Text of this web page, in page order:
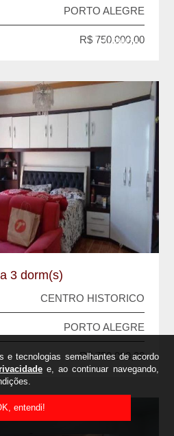
e tecnologias semelhantes de acordo
e, ao continuar navegando,
entendi!
PORTO ALEGRE
R$ 750.000,00
VENDA
3 dorm(s)
CENTRO HISTORICO
PORTO ALEGRE
R$ 750.000,00
VENDA